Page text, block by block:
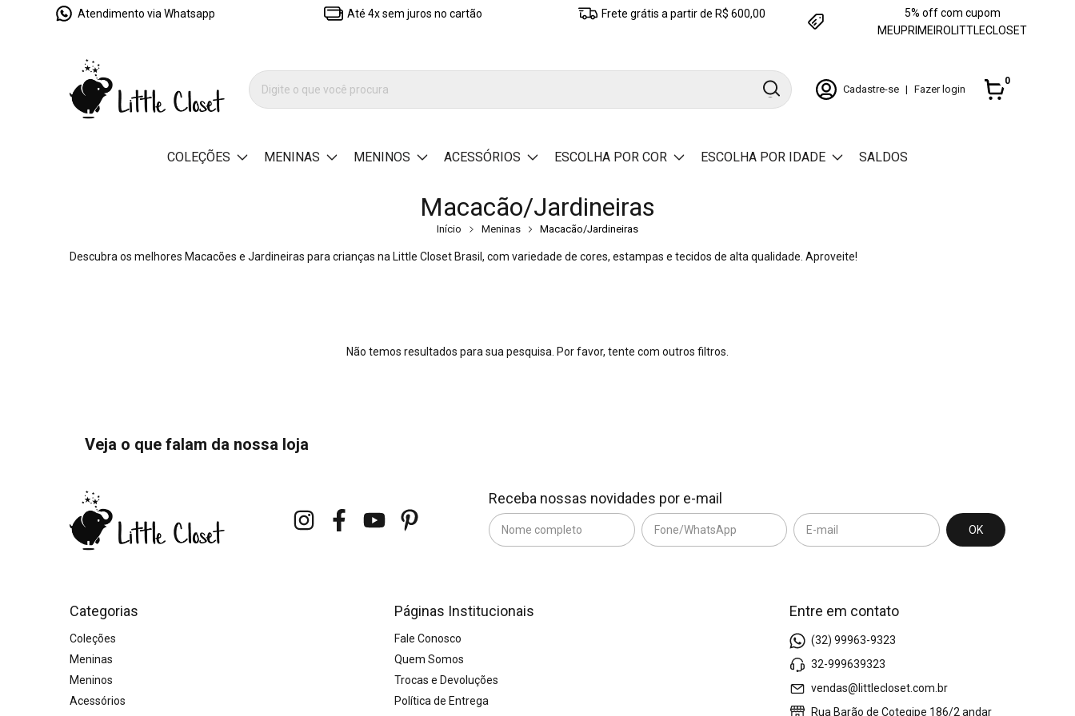
Atendimento via Whatsapp Até 4x sem juros no cartão Frete grátis a partir de R$ 600,00
5% off com cupom
MEUPRIMEIROLITTLECLOSET
Cadastre-se | Fazer login
0
COLEÇÕES MENINAS MENINOS ACESSÓRIOS ESCOLHA POR COR ESCOLHA POR IDADE SALDOS
Macacão/Jardineiras
Início Meninas Macacão/Jardineiras
Descubra os melhores Macacões e Jardineiras para crianças na Little Closet Brasil, com variedade de cores, estampas e tecidos de alta qualidade. Aproveite!
Não temos resultados para sua pesquisa. Por favor, tente com outros filtros.
Veja o que falam da nossa loja
Receba nossas novidades por e-mail
Categorias
Coleções
Meninas
Meninos
Acessórios
Páginas Institucionais
Fale Conosco
Quem Somos
Trocas e Devoluções
Política de Entrega
Entre em contato
(32) 99963-9323
32-999639323
vendas@littlecloset.com.br
Rua Barão de Cotegipe 186/2 andar